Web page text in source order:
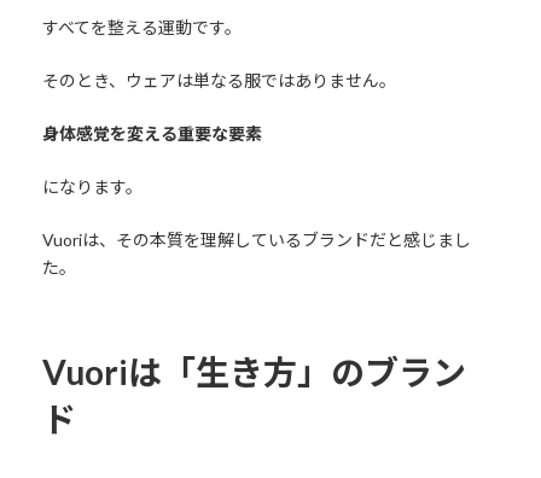
すべてを整える運動です。
そのとき、ウェアは単なる服ではありません。
身体感覚を変える重要な要素
になります。
Vuoriは、その本質を理解しているブランドだと感じまし
た。
Vuoriは「生き方」のブラン
ド